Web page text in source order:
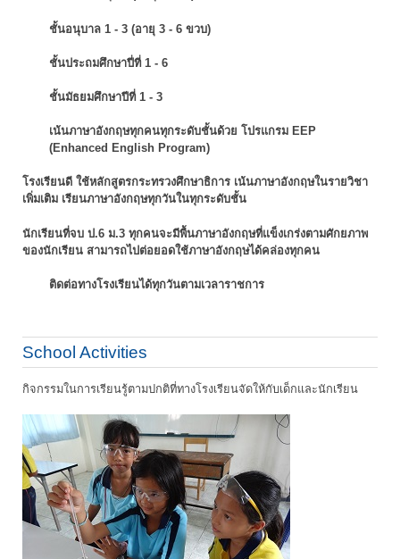
ชั้นอนุบาล 1 - 3 (อายุ 3 - 6 ขวบ)
ชั้นประถมศึกษาปี่ที่ 1 - 6
ชั้นมัธยมศึกษาปีที่ 1 - 3
เน้นภาษาอังกฤษทุกคนทุกระดับชั้นด้วย โปรแกรม EEP
(Enhanced English Program)
โรงเรียนดี ใช้หลักสูตรกระทรวงศึกษาธิการ เน้นภาษาอังกฤษในรายวิชา
เพิ่มเติม เรียนภาษาอังกฤษทุกวันในทุกระดับชั้น
นักเรียนที่จบ ป.6 ม.3 ทุกคนจะมีพื้นภาษาอังกฤษที่แข็งเกร่งตามศักยภาพ
ของนักเรียน สามารถไปต่อยอดใช้ภาษาอังกฤษได้คล่องทุกคน
ติดต่อทางโรงเรียนได้ทุกวันตามเวลาราชการ
School Activities
กิจกรรมในการเรียนรู้ตามปกติที่ทางโรงเรียนจัดให้กับเด็กและนักเรียน